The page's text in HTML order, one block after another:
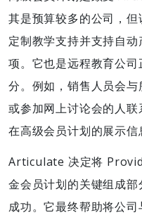
其是预算较多的公司，
定制教学支持并支持自
项。它也是远程教育公
分。例如，销售人员会
或参加网上讨论会的人
在高级会员计划的展示信
Articulate 决定将
金会员计划的关键组成
成功。它最终帮助将公